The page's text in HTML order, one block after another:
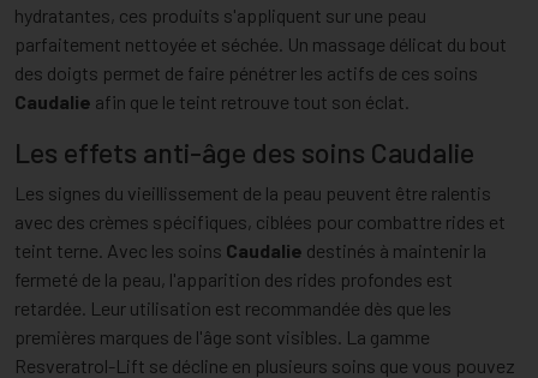
hydratantes, ces produits s'appliquent sur une peau
parfaitement nettoyée et séchée. Un massage délicat du bout
des doigts permet de faire pénétrer les actifs de ces soins
Caudalie afin que le teint retrouve tout son éclat.
Les effets anti-âge des soins Caudalie
Les signes du vieillissement de la peau peuvent être ralentis
avec des crèmes spécifiques, ciblées pour combattre rides et
teint terne. Avec les soins Caudalie destinés à maintenir la
fermeté de la peau, l'apparition des rides profondes est
retardée. Leur utilisation est recommandée dès que les
premières marques de l'âge sont visibles. La gamme
Resveratrol-Lift se décline en plusieurs soins que vous pouvez